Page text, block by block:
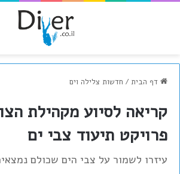
דף הבית / חדשות צלילה וים
קריאה לסיוע מקהילת
פרויקט תיעוד צבי ים
עיזרו לשמור על צבי הים שכולם